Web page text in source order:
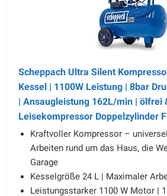
Scheppach Ultra Silent
Kessel | 1100W Leistung | 8bar
| Ansaugleistung 162L/min | ölfrei
Leisekompressor Doppelzylinder
Kraftvoller Kompressor –
Arbeiten rund um das Haus, die
Garage
Kesselgröße 24 L | Maximaler
Leistungsstarker 1100 W Motor |